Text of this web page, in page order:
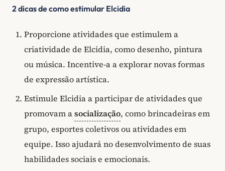
2 dicas de como estimular Elcidia
Proporcione atividades que estimulem a
criatividade de Elcidia, como desenho, pintura
ou música. Incentive-a a explorar novas formas
de expressão artística.
Estimule Elcidia a participar de atividades que
promovam asocialização, como brincadeiras em
grupo, esportes coletivos ou atividades em
equipe. Isso ajudará no desenvolvimento de suas
habilidades sociais e emocionais.